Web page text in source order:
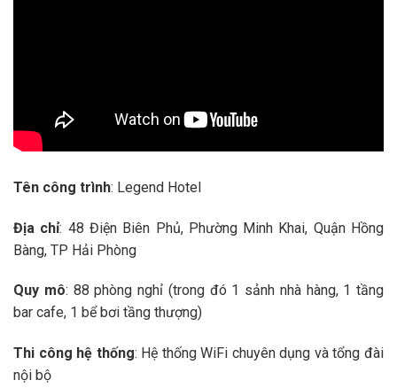
Tên công trình: Legend Hotel
Địa chỉ: 48 Điện Biên Phủ, Phường Minh Khai, Quận Hồng
Bàng, TP Hải Phòng
Quy mô: 88 phòng nghỉ (trong đó 1 sảnh nhà hàng, 1 tầng
bar cafe, 1 bể bơi tầng thượng)
Thi công hệ thống: Hệ thống WiFi chuyên dụng và tổng đài
nội bộ